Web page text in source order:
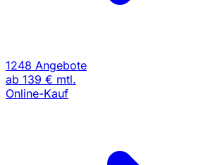
1248 Angebote
ab 139 € mtl.
Online-Kauf